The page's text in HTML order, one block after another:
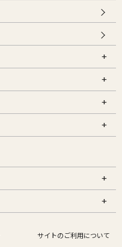
サイトのご利用について